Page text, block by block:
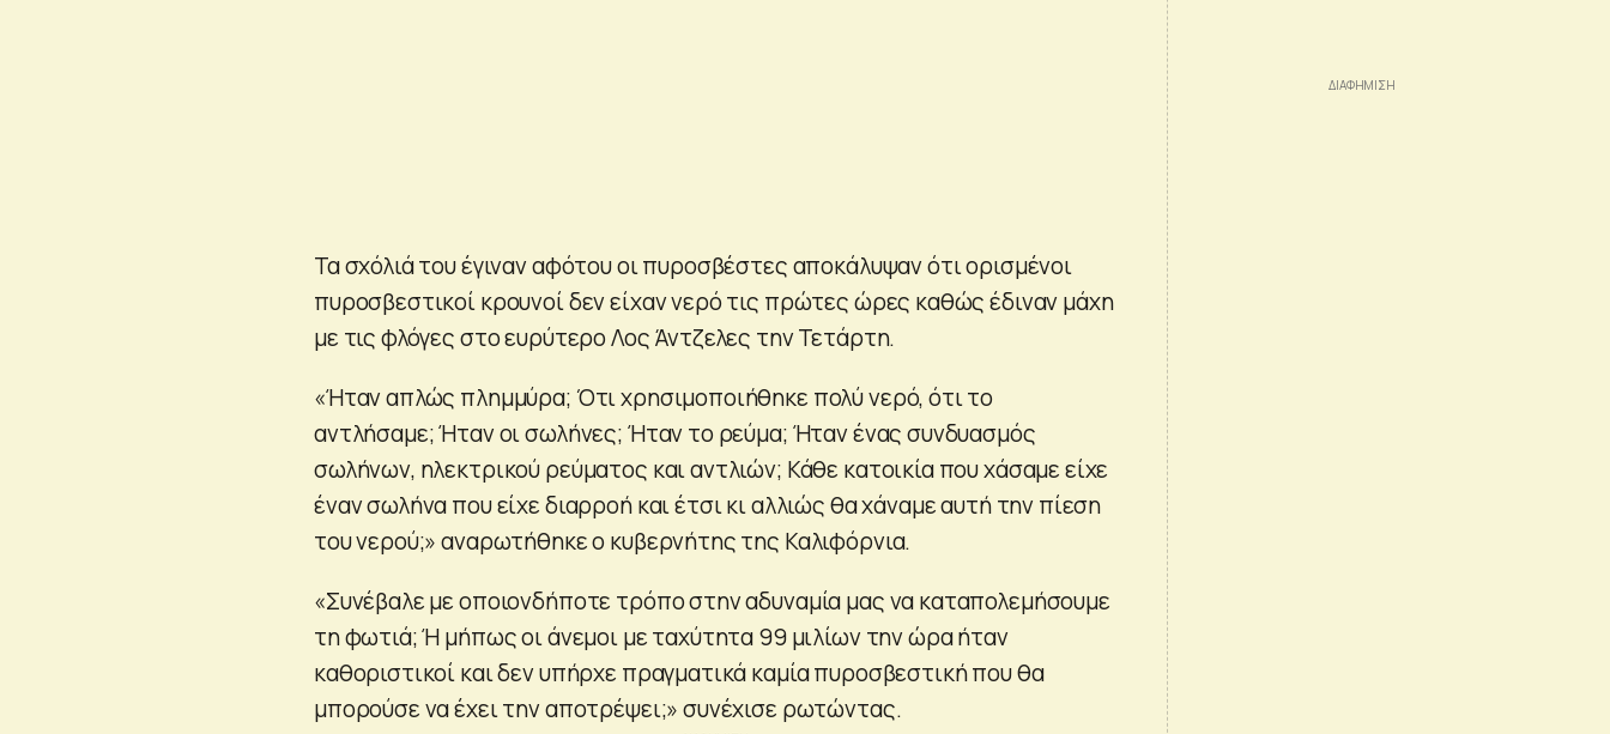
Τα σχόλιά του έγιναν αφότου οι πυροσβέστες αποκάλυψαν ότι ορισμένοι
πυροσβεστικοί κρουνοί δεν είχαν νερό τις πρώτες ώρες καθώς έδιναν μάχη
με τις φλόγες στο ευρύτερο Λος Άντζελες την Τετάρτη.
«Ήταν απλώς πλημμύρα; Ότι χρησιμοποιήθηκε πολύ νερό, ότι το
αντλήσαμε; Ήταν οι σωλήνες; Ήταν το ρεύμα; Ήταν ένας συνδυασμός
σωλήνων, ηλεκτρικού ρεύματος και αντλιών; Κάθε κατοικία που χάσαμε είχε
έναν σωλήνα που είχε διαρροή και έτσι κι αλλιώς θα χάναμε αυτή την πίεση
του νερού;» αναρωτήθηκε ο κυβερνήτης της Καλιφόρνια.
«Συνέβαλε με οποιονδήποτε τρόπο στην αδυναμία μας να καταπολεμήσουμε
τη φωτιά; Ή μήπως οι άνεμοι με ταχύτητα 99 μιλίων την ώρα ήταν
καθοριστικοί και δεν υπήρχε πραγματικά καμία πυροσβεστική που θα
μπορούσε να έχει την αποτρέψει;» συνέχισε ρωτώντας.